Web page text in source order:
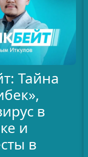
Тайна
в
и
в